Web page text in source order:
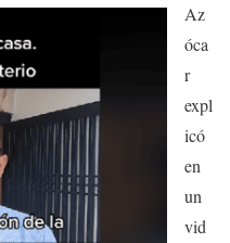
Az
óca
r
expl
icó
en
un
vid